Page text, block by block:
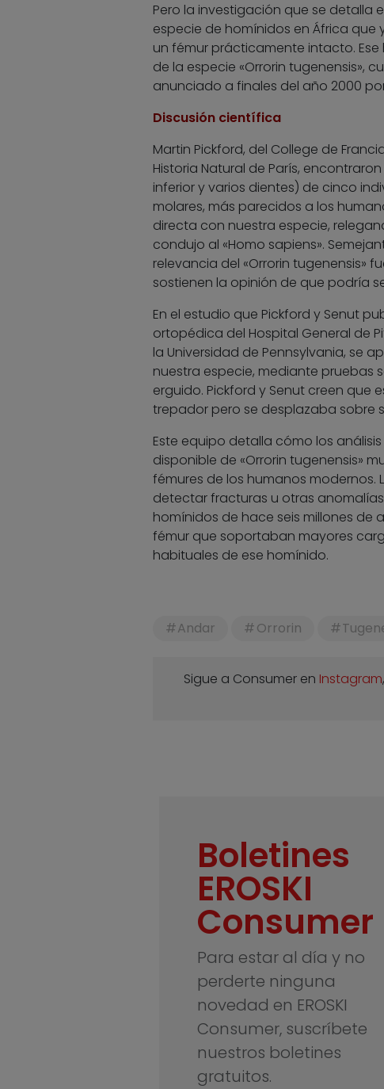
Pero la investigación que se detalla
especie de homínidos en África
un fémur prácticamente intacto.
de la especie «Orrorin tugenensis»,
anunciado a finales del año 2000
Discusión científica
Martin Pickford, del College de
Historia Natural de París,
inferior y varios dientes) de cinco
molares, más parecidos a los
directa con nuestra especie,
condujo al «Homo sapiens».
relevancia del «Orrorin tugenensis»
sostienen la opinión de que podría
En el estudio que Pickford y Senut
ortopédica del Hospital General de
la Universidad de Pennsylvania, se
nuestra especie, mediante pruebas
erguido. Pickford y Senut creen que
trepador pero se desplazaba sobre
Este equipo detalla cómo los
disponible de «Orrorin tugenensis»
fémures de los humanos
detectar fracturas u otras
homínidos de hace seis millones de
fémur que soportaban mayores
habituales de ese homínido.
Andar Orrorin
Sigue a Consumer en Instagram,
Boletines
EROSKI
Consumer
Para estar al día y no
perderte ninguna
novedad en EROSKI
Consumer, suscríbete
nuestros boletines
gratuitos.